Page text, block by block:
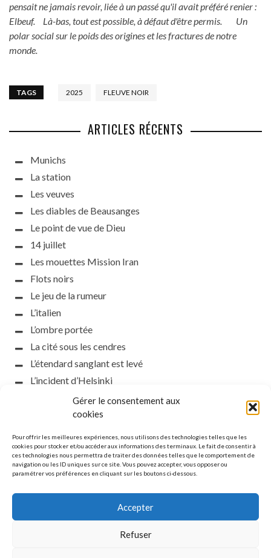
Gérer le consentement aux
cookies
Pour offrir les meilleures expériences, nous utilisons des technologies telles que les
cookies pour stocker et/ou accéder aux informations des terminaux. Le fait de consentir à
ces technologies nous permettra de traiter des données telles que le comportement de
navigation ou les ID uniques sur ce site. Vous pouvez accepter, vous opposer ou
paramétrer vos préférences en cliquant sur les boutons ci-dessous.
Accepter
Refuser
pensait ne jamais revoir, liée à un passé qu'il avait préféré renier :
Elbeuf. Là-bas, tout est possible, à défaut d'être permis. Un
polar social sur le poids des origines et les fractures de notre
monde.
TAGS 2025 FLEUVE NOIR
ARTICLES RÉCENTS
Munichs
La station
Les veuves
Les diables de Beausanges
Le point de vue de Dieu
14 juillet
Les mouettes Mission Iran
Flots noirs
Le jeu de la rumeur
L’italien
L’ombre portée
La cité sous les cendres
L’étendard sanglant est levé
L’incident d’Helsinki
la petite fasciste
Toutes les nuances de la nuit
Que s’obscurcissent le soleil et la lumière
Le silence